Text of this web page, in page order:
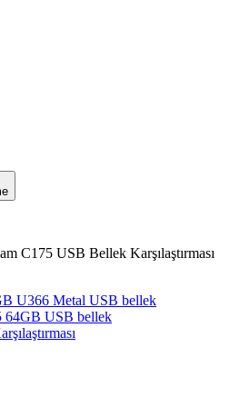
C175 USB Bellek Karşılaştırması
U366 Metal USB bellek
64GB USB bellek